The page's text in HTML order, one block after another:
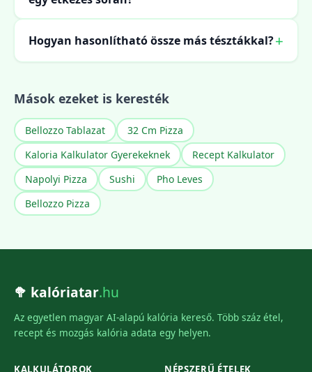
Hogyan hasonlítható össze más tésztákkal?
Mások ezeket is keresték
Bellozzo Tablazat
32 Cm Pizza
Kaloria Kalkulator Gyerekeknek
Recept Kalkulator
Napolyi Pizza
Sushi
Pho Leves
Bellozzo Pizza
🥦 kalóriatar.hu
Az egyetlen magyar AI-alapú kalória kereső. Több száz étel,
recept és mozgás kalória adata egy helyen.
KALKULÁTOROK NÉPSZERŰ ÉTELEK